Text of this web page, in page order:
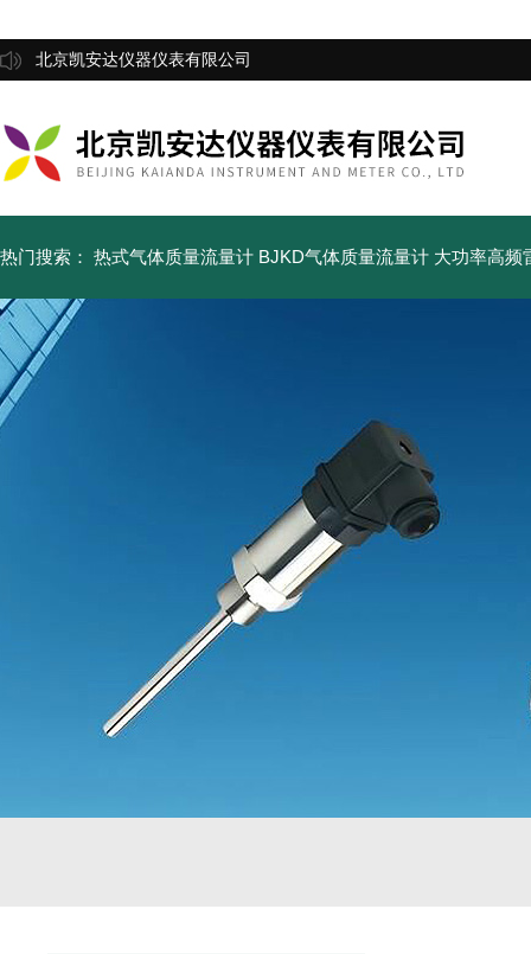
北京凯安达仪器仪表有限公司
热门搜索： 热式气体质量流量计 BJKD气体质量流量计 大功率高频